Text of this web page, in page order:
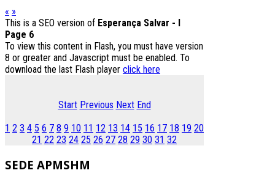
« »
This is a SEO version of Esperança Salvar - I
Page 6
To view this content in Flash, you must have version
8 or greater and Javascript must be enabled. To
download the last Flash player click here
Start Previous Next End
1 2 3 4 5 6 7 8 9 10 11 12 13 14 15 16 17 18 19 20
21 22 23 24 25 26 27 28 29 30 31 32
SEDE APMSHM